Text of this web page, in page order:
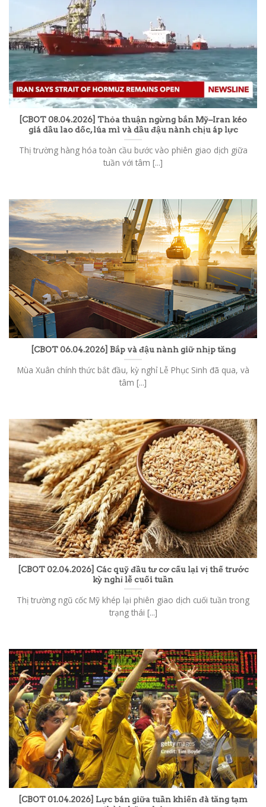
[CBOT 08.04.2026] Thỏa thuận ngừng bắn Mỹ–Iran kéo
giá dầu lao dốc, lúa mì và dầu đậu nành chịu áp lực
Thị trường hàng hóa toàn cầu bước vào phiên giao dịch giữa
tuần với tâm [...]
[CBOT 06.04.2026] Bắp và đậu nành giữ nhịp tăng
Mùa Xuân chính thức bắt đầu, kỳ nghỉ Lễ Phục Sinh đã qua, và
tâm [...]
[CBOT 02.04.2026] Các quỹ đầu tư cơ cấu lại vị thế trước
kỳ nghỉ lễ cuối tuần
Thị trường ngũ cốc Mỹ khép lại phiên giao dịch cuối tuần trong
trạng thái [...]
[CBOT 01.04.2026] Lực bán giữa tuần khiến đà tăng tạm